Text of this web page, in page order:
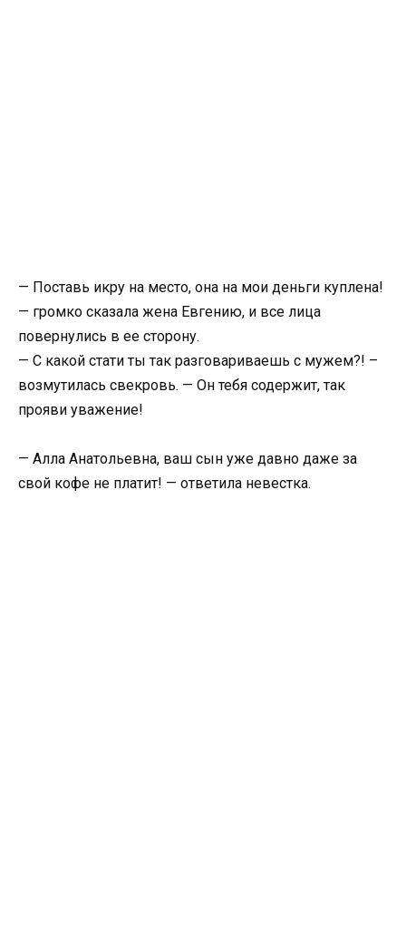
— Поставь икру на место, она на мои деньги куплена!
— громко сказала жена Евгению, и все лица
повернулись в ее сторону.
— С какой стати ты так разговариваешь с мужем?! –
возмутилась свекровь. — Он тебя содержит, так
прояви уважение!
— Алла Анатольевна, ваш сын уже давно даже за
свой кофе не платит! — ответила невестка.